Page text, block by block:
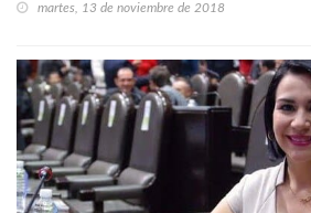
martes, 13 de noviembre de 2018